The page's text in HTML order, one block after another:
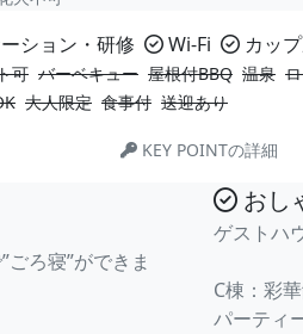
ション・研修 Wi-Fi カッ
可 バーベキュー 屋根付BBQ 温泉
大人限定 食事付 送迎あり
KEY POINTの詳細
ろ寝”ができま
おし
ゲストハ
C棟：彩
パーティ